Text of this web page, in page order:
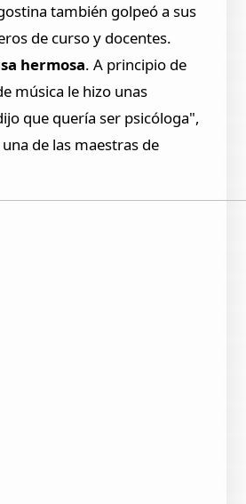
también golpeó a sus
de curso y docentes.
hermosa. A principio de
música le hizo unas
que quería ser psicóloga",
una de las maestras de